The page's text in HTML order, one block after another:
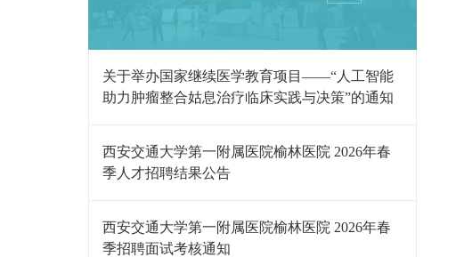
关于举办国家继续医学教育项目——“人工智能
助力肿瘤整合姑息治疗临床实践与决策”的通知
西安交通大学第一附属医院榆林医院 2026年春
季人才招聘结果公告
西安交通大学第一附属医院榆林医院 2026年春
季招聘面试考核通知